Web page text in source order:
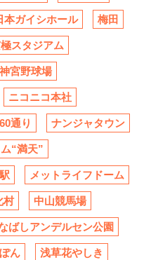
本ガイシホール 梅田
スタジアム
宮野球場
ニコニコ本社
通り ナンジャタウン
“満天”
メットライフドーム
村 中山競馬場
ばしアンデルセン公園
ん 浅草花やしき